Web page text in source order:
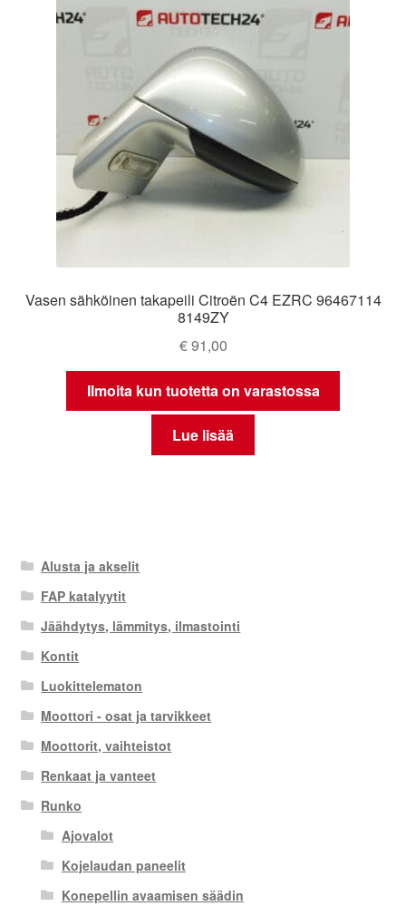
Vasen sähköinen takapeili Citroën C4 EZRC 96467114
8149ZY
€91,00
Ilmoita kun tuotetta on varastossa
Lue lisää
Alusta ja akselit
FAP katalyytit
Jäähdytys, lämmitys, ilmastointi
Kontit
Luokittelematon
Moottori - osat ja tarvikkeet
Moottorit, vaihteistot
Renkaat ja vanteet
Runko
Ajovalot
Kojelaudan paneelit
Konepellin avaamisen säädin